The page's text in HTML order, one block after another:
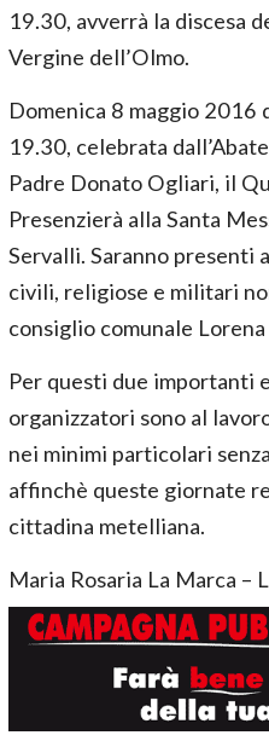
19.30, avverrà la discesa
Vergine dell’Olmo.
Domenica 8 maggio 2016
19.30, celebrata
Padre Donato Ogliari, il
Presenzierà alla Santa
Servalli. Saranno presenti
civili, religiose e militari
consiglio comunale
Per questi due importanti
organizzatori sono al
nei minimi particolari
affinchè queste giornate
cittadina metelliana.
Maria Rosaria La Marca –